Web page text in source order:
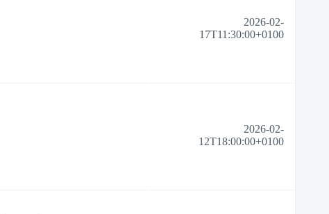
2026-02-
17T11:30:00+0100
2026-02-
12T18:00:00+0100